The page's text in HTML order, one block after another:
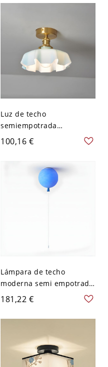
acrílica - Azul 110 A 120 V
Luz de techo
semiempotrada
geométrica con pantalla
de vidrio blanco para uso
Azul 110 A 120 V
100,16 €
Lámpara de techo
moderna semi empotrada
con pantalla acrílica, 1
luz, compatible con LED -
20,32 cm Azul 110 A 120 V
181,22 €